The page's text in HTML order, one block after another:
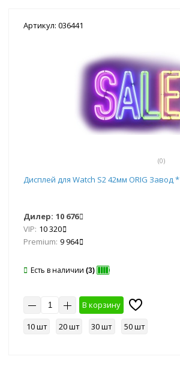
Артикул: 036441
(0)
Дисплей для Watch S2 42мм ORIG Завод *
Дилер: 10 676
VIP: 10 320
Premium: 9 964
Есть в наличии (3)
В корзину
10 шт
20 шт 30 шт 50 шт